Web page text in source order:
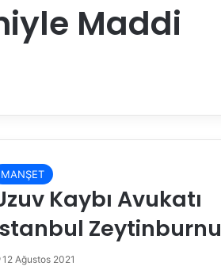
Maddi
MANŞET
Kaybı Avukatı
Zeytinburnu
12 Ağustos 2021